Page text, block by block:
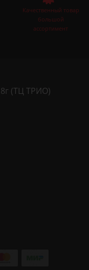
Качественный товар
большой
ассортимент
(ТЦ ТРИО)